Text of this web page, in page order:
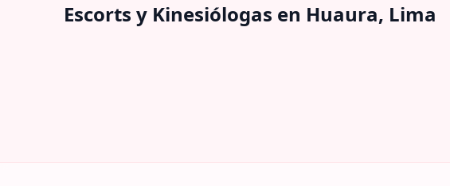
Escorts y Kinesiólogas en Huaura, Lima